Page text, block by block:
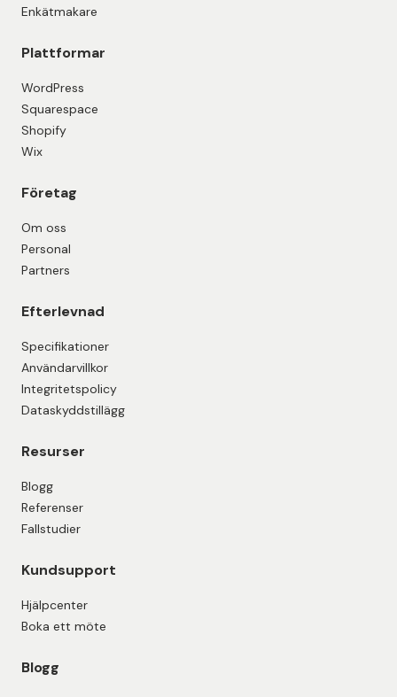
Enkätmakare
Plattformar
WordPress
Squarespace
Shopify
Wix
Företag
Om oss
Personal
Partners
Efterlevnad
Specifikationer
Användarvillkor
Integritetspolicy
Dataskyddstillägg
Resurser
Blogg
Referenser
Fallstudier
Kundsupport
Hjälpcenter
Boka ett möte
Blogg